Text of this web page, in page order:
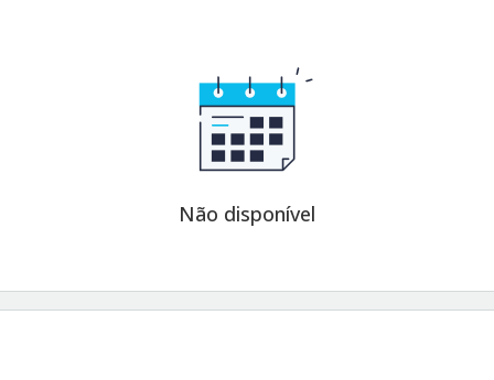
Não disponível